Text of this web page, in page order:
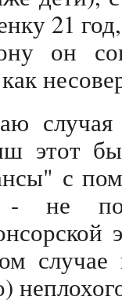
21
он
этот
с
- не
случае